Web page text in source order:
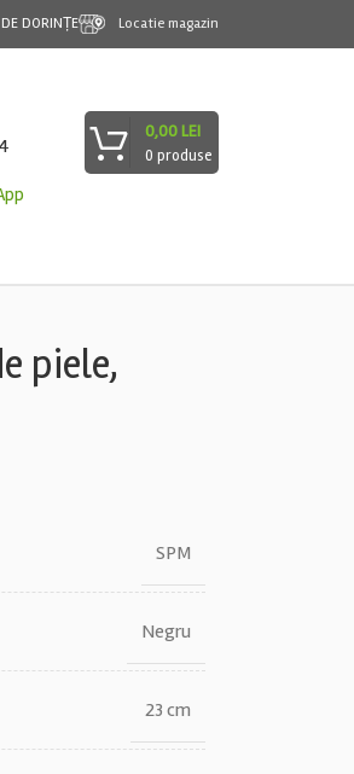
DE DORINȚE Locatie magazin
0 produse
0,00LEI
piele,
SPM
Negru
23 cm